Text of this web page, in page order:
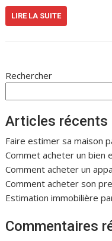
LIRE LA SUITE
Rechercher
Articles récents
Faire estimer sa maison
Commet acheter un bien
Comment acheter un
Comment acheter son
Estimation immobilière
Commentaires